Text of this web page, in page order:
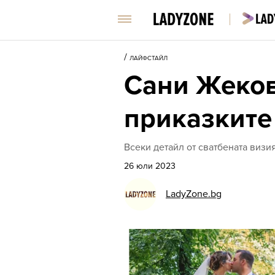
/ ЛАЙФСТАЙЛ
Сани
Всеки детайл от сватбената
26 юли 2023
LadyZone.bg